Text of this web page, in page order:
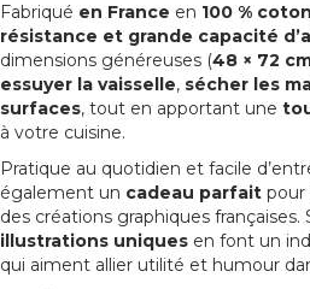
Fabriqué en France en 100 % coton
résistance et grande capacité
dimensions généreuses (48 × 72
essuyer la vaisselle, sécher les
surfaces, tout en apportant une
à votre cuisine.
Pratique au quotidien et facile
également un cadeau parfait pour
des créations graphiques françaises.
illustrations uniques en font un
qui aiment allier utilité et humour